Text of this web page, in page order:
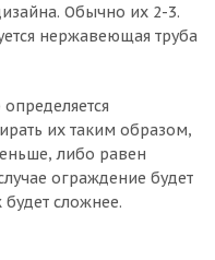
Обычно их 2-3.
нержавеющая труба
их таким образом,
либо равен
ограждение будет
сложнее.